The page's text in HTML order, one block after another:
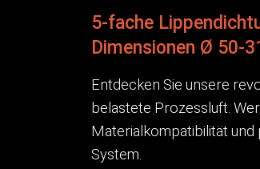
5-fache
Dimensionen Ø 50-
Entdecken Sie unsere
belastete Prozessluft.
Materialkompatibilität und
System.